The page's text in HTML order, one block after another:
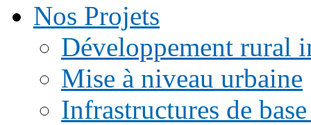
Nos Projets
Développement rural
Mise à niveau urbaine
Infrastructures de